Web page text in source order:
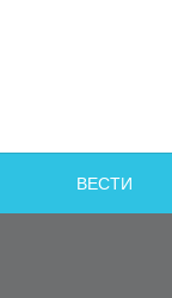
ВЕСТИ